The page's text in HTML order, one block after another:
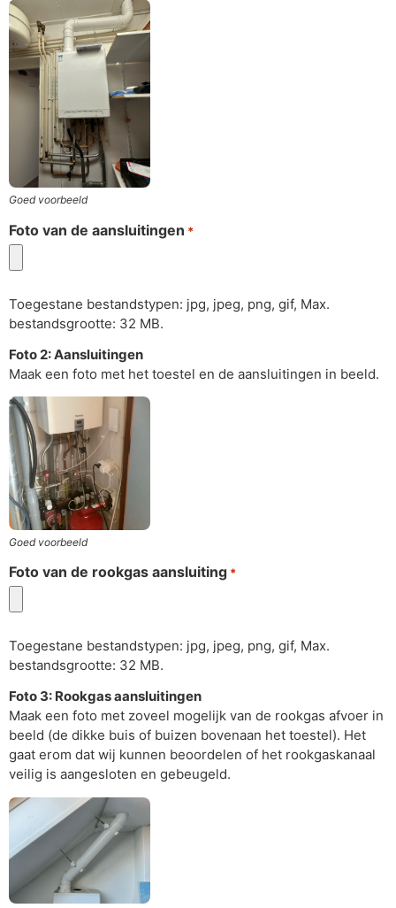
Goed voorbeeld
Foto van de aansluitingen *
Toegestane bestandstypen: jpg, jpeg, png, gif, Max.
bestandsgrootte: 32 MB.
Foto 2: Aansluitingen
Maak een foto met het toestel en de aansluitingen in beeld.
Goed voorbeeld
Foto van de rookgas aansluiting *
Toegestane bestandstypen: jpg, jpeg, png, gif, Max.
bestandsgrootte: 32 MB.
Foto 3: Rookgas aansluitingen
Maak een foto met zoveel mogelijk van de rookgas afvoer in
beeld (de dikke buis of buizen bovenaan het toestel). Het
gaat erom dat wij kunnen beoordelen of het rookgaskanaal
veilig is aangesloten en gebeugeld.